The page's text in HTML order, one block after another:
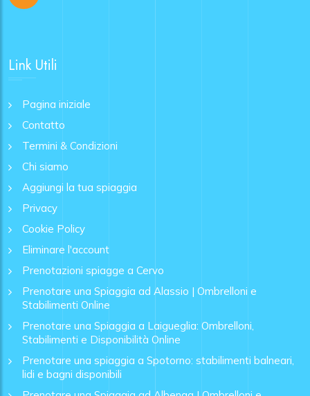
Link Utili
Pagina iniziale
Contatto
Termini & Condizioni
Chi siamo
Aggiungi la tua spiaggia
Privacy
Cookie Policy
Eliminare l'account
Prenotazioni spiagge a Cervo
Prenotare una Spiaggia ad Alassio | Ombrelloni e
Stabilimenti Online
Prenotare una Spiaggia a Laigueglia: Ombrelloni,
Stabilimenti e Disponibilità Online
Prenotare una spiaggia a Spotorno: stabilimenti balneari,
lidi e bagni disponibili